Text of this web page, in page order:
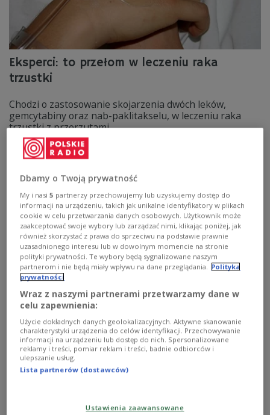
Eksperci: to przełom w leczeniu raka
trzustki
Chodzi o zastosowanie skojarzenia dwóch leków,
gemcytabiny oraz nab-paklitakselu, w leczeniu raka
trzustki z przerzutami.
Zobacz więcej na temat:
Arłukowicz: system leczenia raka trzeba
zreformować
- W leczeniu nowotworów trzeba poprawić kilka
segmentów. To organizacja, sposób wyceny, szkolenie
lekarzy, a także sprawa limitów – mówił w Jedynce
minister zdrowia Bartosz Arłukowicz.
Dbamy o Twoją prywatność
My i nasi5 partnerzy przechowujemy lub uzyskujemy dostęp do
informacji na urządzeniu, takich jak unikalne identyfikatory w plikach
cookie w celu przetwarzania danych osobowych. Użytkownik może
zaakceptować swoje wybory lub zarządzać nimi, klikając poniżej, jak
również skorzystać z prawa do sprzeciwu na podstawie prawnie
uzasadnionego interesu lub w dowolnym momencie na stronie
polityki prywatności. Te wybory będą sygnalizowane naszym
partnerom i nie będą miały wpływu na dane przeglądania.
Polityka
prywatności
Wraz z naszymi partnerami przetwarzamy dane w
celu zapewnienia:
Użycie dokładnych danych geolokalizacyjnych. Aktywne skanowanie
charakterystyki urządzenia do celów identyfikacji. Przechowywanie
informacji na urządzeniu lub dostęp do nich. Spersonalizowane
reklamy i treści, pomiar reklam i treści, badnie odbiorców i
ulepszanie usług.
Lista partnerów (dostawców)
Ustawienia zaawansowane